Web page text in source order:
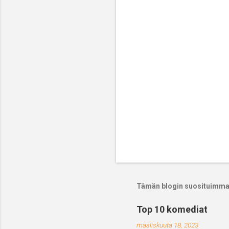
Tämän blogin
Top 10 komediat
maaliskuuta 18, 2023